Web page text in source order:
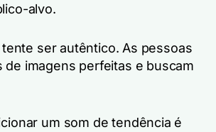
alvo.
ser autêntico. As pessoas
de imagens perfeitas e buscam
um som de tendência é